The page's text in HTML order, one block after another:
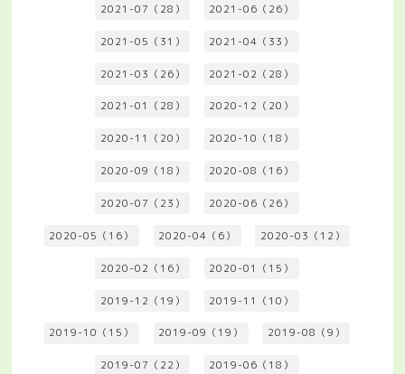
2021-07（28） 2021-06（26）
2021-05（31） 2021-04（33）
2021-03（26） 2021-02（28）
2021-01（28） 2020-12（20）
2020-11（20） 2020-10（18）
2020-09（18） 2020-08（16）
2020-07（23） 2020-06（26）
2020-05（16） 2020-04（6） 2020-03（12）
2020-02（16） 2020-01（15）
2019-12（19） 2019-11（10）
2019-10（15） 2019-09（19） 2019-08（9）
2019-07（22） 2019-06（18）